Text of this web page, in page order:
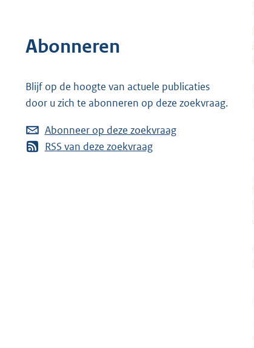
Abonneren
Blijf op de hoogte van actuele publicaties
door u zich te abonneren op deze zoekvraag.
Abonneer op deze zoekvraag
RSS van deze zoekvraag